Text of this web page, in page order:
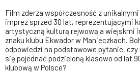
Film zderza współczesność z
imprez sprzed 30 lat, reprezentującymi
artystyczną kulturą rejwową a wiejskmi
znaku klubu Ekwador w Manieczkach.
odpowiedzi na podstawowe pytanie, czy
się pojednać podzieloną klasowo od lat
klubową w Polsce?